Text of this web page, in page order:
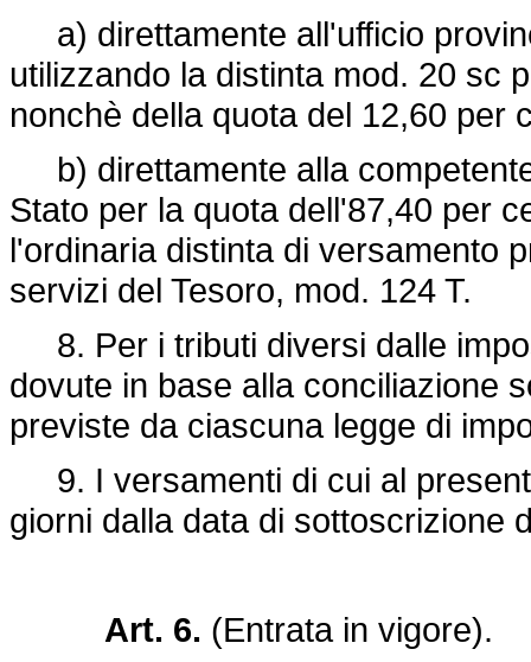
a) direttamente all'ufficio
utilizzando la distinta mod. 20 sc
nonchè della quota del 12,60 per
b) direttamente alla
Stato per la quota dell'87,40 per
l'ordinaria distinta di versamento
servizi del Tesoro, mod. 124 T.
8. Per i tributi diversi dalle
dovute in base alla conciliazione
previste da ciascuna legge di
9. I versamenti di cui al
giorni dalla data di sottoscrizione
Art. 6. (Entrata in vigore).